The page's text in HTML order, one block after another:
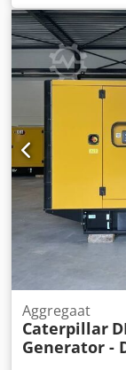
Toepassing:
162 x 222 cm
Land van
team voor meer
Extra opties en
Stalen dak - Tank
Aggregaat
Caterpillar
Generator -